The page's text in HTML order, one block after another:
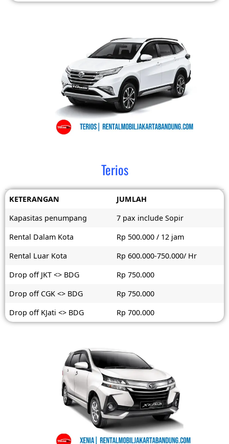
Terios
KETERANGAN
JUMLAH
Kapasitas penumpang
7 pax include Sopir
Rental Dalam Kota
Rp 500.000 / 12 jam
Rental Luar Kota
Rp 600.000-750.000/ Hr
Drop off JKT <> BDG
Rp 750.000
Drop off CGK <> BDG
Rp 750.000
Drop off KJati <> BDG
Rp 700.000